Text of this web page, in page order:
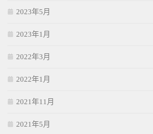
2023年5月
2023年1月
2022年3月
2022年1月
2021年11月
2021年5月